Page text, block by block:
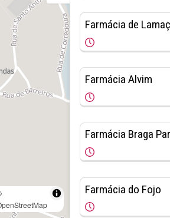
Farmácia de
Farmácia Alvim
Farmácia Braga
Farmácia do Fojo